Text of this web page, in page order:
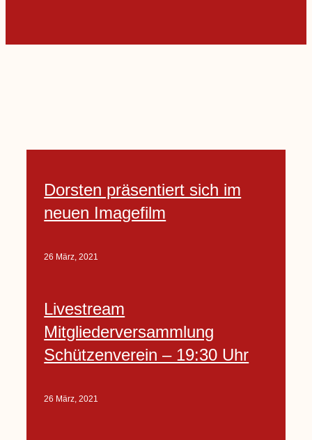
Dorsten präsentiert sich im
neuen Imagefilm
26 März, 2021
Livestream
Mitgliederversammlung
Schützenverein – 19:30 Uhr
26 März, 2021